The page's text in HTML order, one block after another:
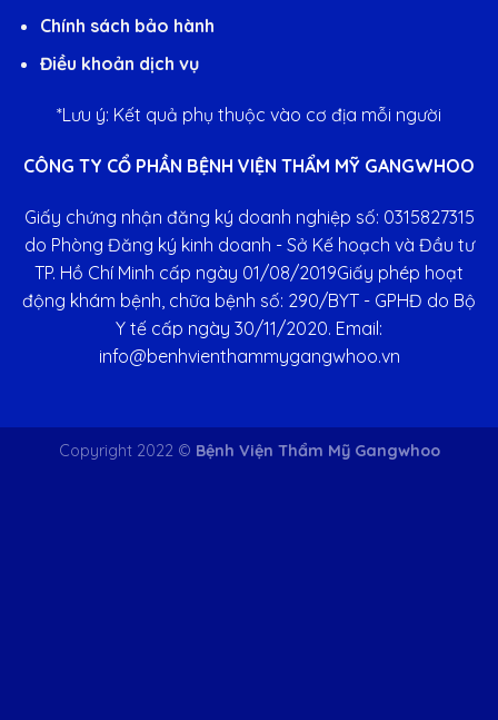
Chính sách bảo hành
Điều khoản dịch vụ
*Lưu ý: Kết quả phụ thuộc vào cơ địa mỗi người
CÔNG TY CỔ PHẦN BỆNH VIỆN THẨM MỸ GANGWHOO
Giấy chứng nhận đăng ký doanh nghiệp số: 0315827315
do Phòng Đăng ký kinh doanh - Sở Kế hoạch và Đầu tư
TP. Hồ Chí Minh cấp ngày 01/08/2019Giấy phép hoạt
động khám bệnh, chữa bệnh số: 290/BYT - GPHĐ do Bộ
Y tế cấp ngày 30/11/2020. Email:
info@benhvienthammygangwhoo.vn
Copyright 2022 © Bệnh Viện Thẩm Mỹ Gangwhoo